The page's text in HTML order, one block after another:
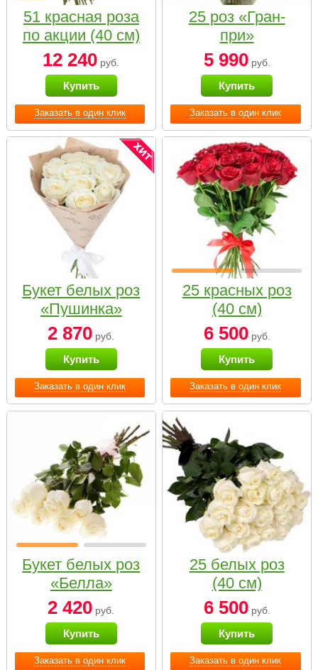
Заказать в один клик
51 красная роза
по акции (40 см)
12 240 руб.
Купить
Заказать в один клик
25 роз «Гран-
при»
5 990руб.
Купить
Заказать в один клик
Букет белых роз
«Пушинка»
2 870 руб.
Купить
Заказать в один клик
25 красных роз
(40 см)
6 500руб.
Купить
Заказать в один клик
Букет белых роз
«Белла»
2 420 руб.
Купить
Заказать в один клик
25 белых роз
(40 см)
6 500руб.
Купить